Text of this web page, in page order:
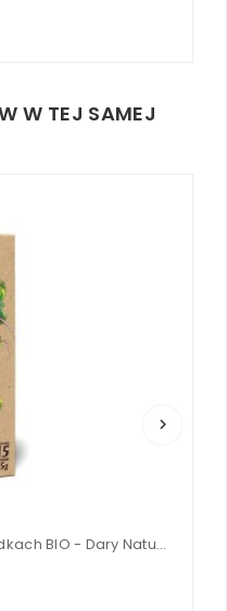
W TEJ SAMEJ
keyboard_arrow_right
Barszcz czerwony w piramidkach BIO - Dary Natury 15x5g 75 g